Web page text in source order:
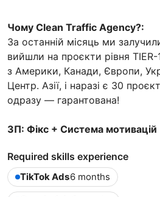
Чому Clean Traffic Agency?:
За останній місяць ми
вийшли на проєкти рівня TIER-
з Америки, Канади, Європи,
Центр. Азії, і наразі є 30
одразу — гарантована!
ЗП: Фікс + Система мотивацій
Required skills experience
TikTok Ads6 months